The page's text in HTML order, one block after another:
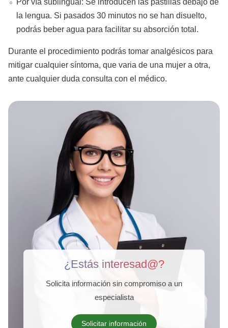
Por vía sublingual: Se introducen las pastillas debajo de
la lengua. Si pasados 30 minutos no se han disuelto,
podrás beber agua para facilitar su absorción total.
Durante el procedimiento podrás tomar analgésicos para
mitigar cualquier síntoma, que varia de una mujer a otra,
ante cualquier duda consulta con el médico.
¿Estás interesad@?
Solicita información sin compromiso a un
especialista
Solicitar información